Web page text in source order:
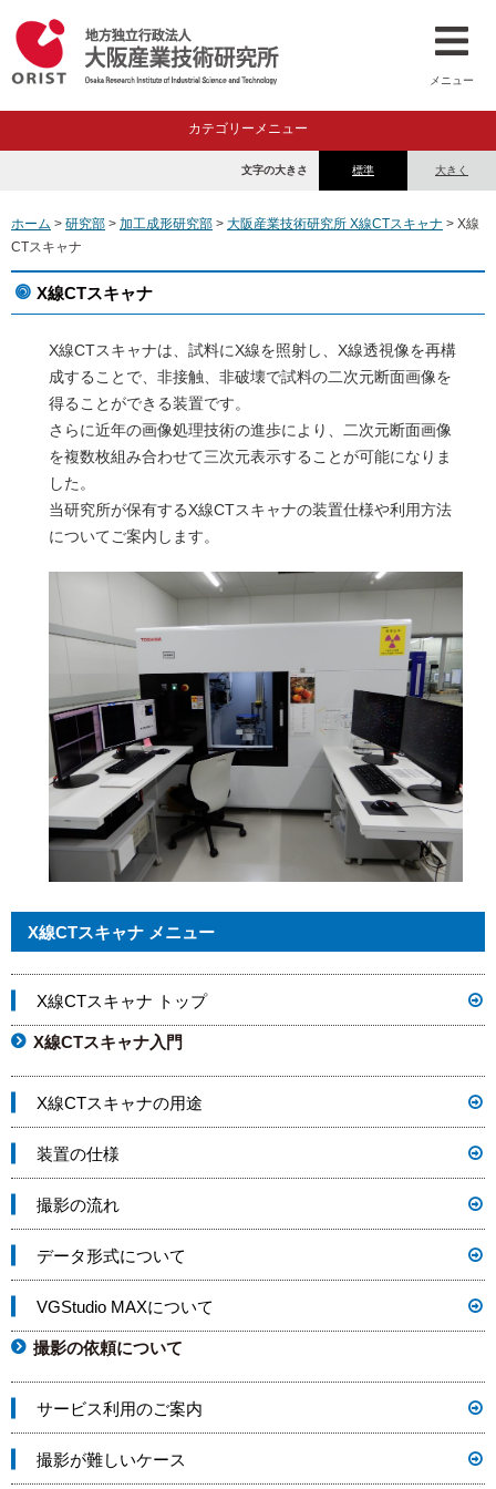
メニュー
カテゴリーメニュー
標準 大きく
文字の大きさ
ホーム > 研究部 > 加工成形研究部 > 大阪産業技術研究所 X線CTスキャナ > X線
CTスキャナ
X線CTスキャナ
X線CTスキャナは、試料にX線を照射し、X線透視像を再構
成することで、非接触、非破壊で試料の二次元断面画像を
得ることができる装置です。
さらに近年の画像処理技術の進歩により、二次元断面画像
を複数枚組み合わせて三次元表示することが可能になりま
した。
当研究所が保有するX線CTスキャナの装置仕様や利用方法
についてご案内します。
X線CTスキャナ メニュー
X線CTスキャナ トップ
X線CTスキャナ入門
X線CTスキャナの用途
装置の仕様
撮影の流れ
データ形式について
VGStudio MAXについて
撮影の依頼について
サービス利用のご案内
撮影が難しいケース